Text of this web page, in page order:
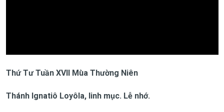
Thứ Tư Tuần XVII Mùa Thường Niên
Thánh Ignatiô Loyôla, linh mục. Lễ nhớ.